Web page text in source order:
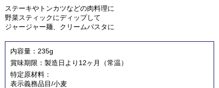
ステーキやトンカツなどの肉料理に
野菜スティックにディップして
ジャージャー麺、クリームパスタに
内容量：235g
賞味期限：製造日より12ヶ月（常温）
特定原材料：
表示義務品目/小麦